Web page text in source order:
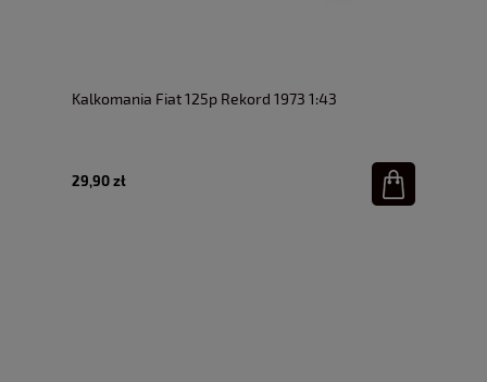
Kalkomania Fiat 125p Rekord 1973 1:43
29,90 zł